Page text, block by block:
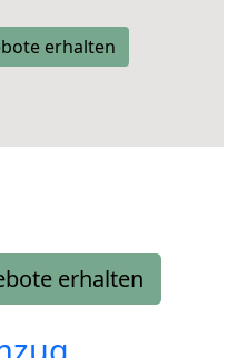
erhalten
erhalten